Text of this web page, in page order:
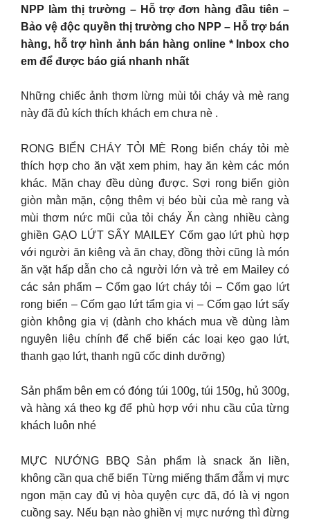
NPP làm thị trường – Hỗ trợ đơn hàng đầu tiên –
Bảo vệ độc quyền thị trường cho NPP – Hỗ trợ bán
hàng, hỗ trợ hình ảnh bán hàng online * Inbox cho
em để được báo giá nhanh nhất
Những chiếc ảnh thơm lừng mùi tỏi cháy và mè rang
này đã đủ kích thích khách em chưa nè .
RONG BIỂN CHÁY TỎI MÈ Rong biển cháy tỏi mè
thích hợp cho ăn vặt xem phim, hay ăn kèm các món
khác. Mặn chay đều dùng được. Sợi rong biển giòn
giòn mằn mặn, cộng thêm vị béo bùi của mè rang và
mùi thơm nức mũi của tỏi cháy Ăn càng nhiều càng
ghiền GẠO LỨT SẤY MAILEY Cốm gạo lứt phù hợp
với người ăn kiêng và ăn chay, đồng thời cũng là món
ăn vặt hấp dẫn cho cả người lớn và trẻ em Mailey có
các sản phẩm – Cốm gạo lứt cháy tỏi – Cốm gạo lứt
rong biển – Cốm gạo lứt tẩm gia vị – Cốm gạo lứt sấy
giòn không gia vị (dành cho khách mua về dùng làm
nguyên liệu chính để chế biến các loại kẹo gạo lứt,
thanh gạo lứt, thanh ngũ cốc dinh dưỡng)
Sản phẩm bên em có đóng túi 100g, túi 150g, hủ 300g,
và hàng xá theo kg để phù hợp với nhu cầu của từng
khách luôn nhé
MỰC NƯỚNG BBQ Sản phẩm là snack ăn liền,
không cần qua chế biến Từng miếng thấm đẫm vị mực
ngon mặn cay đủ vị hòa quyện cực đã, đó là vị ngon
cuồng say. Nếu bạn nào ghiền vị mực nướng thì đừng